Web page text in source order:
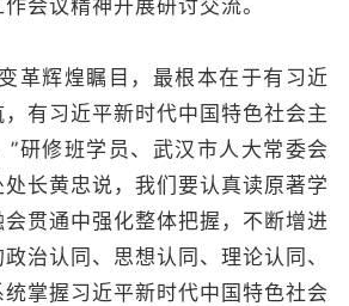
会议精神开展研讨交流。
辉煌瞩目，最根本在于有习近
有习近平新时代中国特色社会主
”研修班学员、武汉市人大常委会
长黄忠说，我们要认真读原著学
贯通中强化整体把握，不断增进
治认同、思想认同、理论认同、
掌握习近平新时代中国特色社会